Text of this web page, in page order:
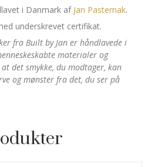
i Danmark af Jan Pasternak.
underskrevet certifikat.
fra Built by Jan er håndlavede i
materialer og
det smykke, du modtager, kan
og mønster fra det, du ser på